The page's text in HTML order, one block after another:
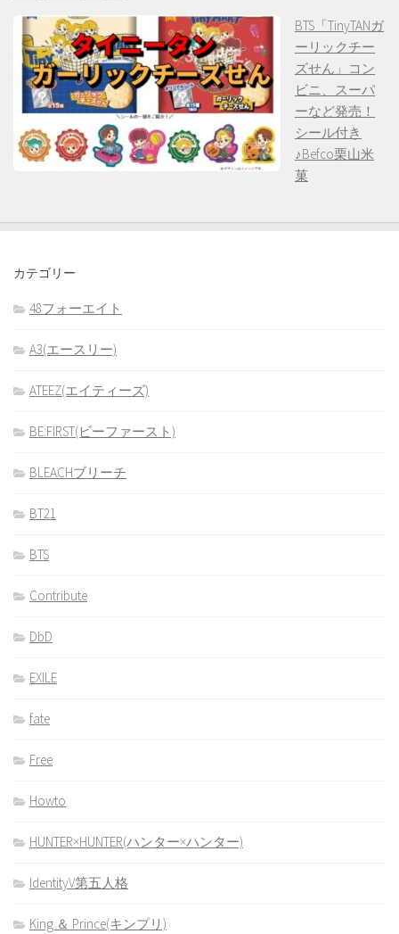
BTS「TinyTANガ
ーリックチー
ズせん」コン
ビニ、スーパ
ーなど発売！
シール付き
♪Befco栗山米
菓
カテゴリー
48フォーエイト
A3(エースリー)
ATEEZ(エイティーズ)
BE:FIRST(ビーファースト)
BLEACHブリーチ
BT21
BTS
Contribute
DbD
EXILE
fate
Free
Howto
HUNTER×HUNTER(ハンター×ハンター)
IdentityV第五人格
King ＆ Prince(キンプリ)